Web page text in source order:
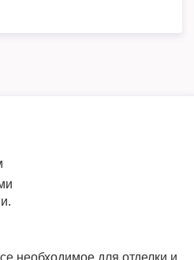
необходимое для отделки и